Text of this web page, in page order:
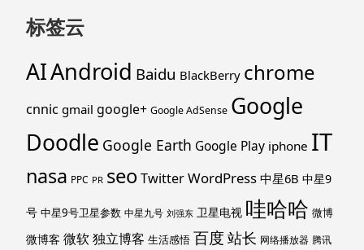
标签云
AIAndroid Baidu BlackBerry chrome
cnnic gmail google+ Google AdSense Google
Doodle Google Earth Google Play iphone IT
nasa PPC PR seoTwitterWordPress 中星6B 中星9
号 中星9号卫星参数 中星九号 刘强东 卫星电视 哇哈哈 微博
微博客 微软独立博客 生活感悟 百度 站长 网络播放器 腾讯